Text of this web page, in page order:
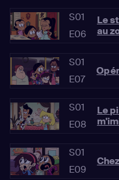
S01
E06
Le
au
S01
E07
S01
E08
Le
S01
E09